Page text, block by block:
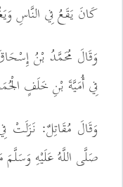
كَانَ يَقَعُ فِي النَّاسِ
وَقَالَ مُحَمَّدُ بْنُ
فِي أُمَيَّةَ بْنِ خَلَفٍ
وَقَالَ مُقَاتِلٌ: نَزَلَتْ
صَلَّى اللَّهُ عَلَيْهِ